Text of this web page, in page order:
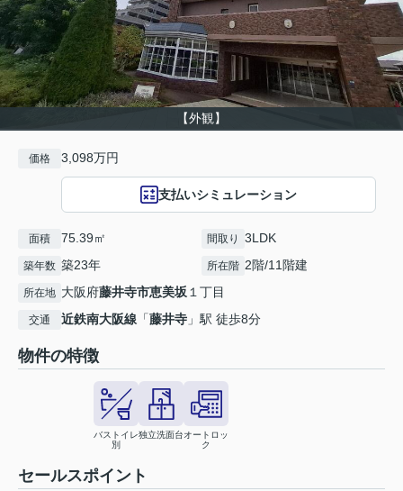
【外観】
価格 3,098万円
支払いシミュレーション
面積 75.39㎡ 間取り 3LDK
築年数 築23年 所在階 2階/11階建
所在地 大阪府藤井寺市恵美坂 １丁目
交通 近鉄南大阪線 「藤井寺 」駅 徒歩8分
物件の特徴
バストイレ
別
独立洗面台オートロッ
ク
セールスポイント